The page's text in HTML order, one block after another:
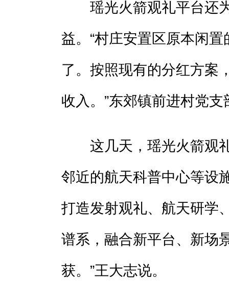
瑶光火箭观礼平台还为
益。“村庄安置区原本闲
了。按照现有的分红方案
收入。”东郊镇前进村党
这几天，瑶光火箭观礼
邻近的航天科普中心等设
打造发射观礼、航天研学
谱系，融合新平台、新场
获。”王大志说。